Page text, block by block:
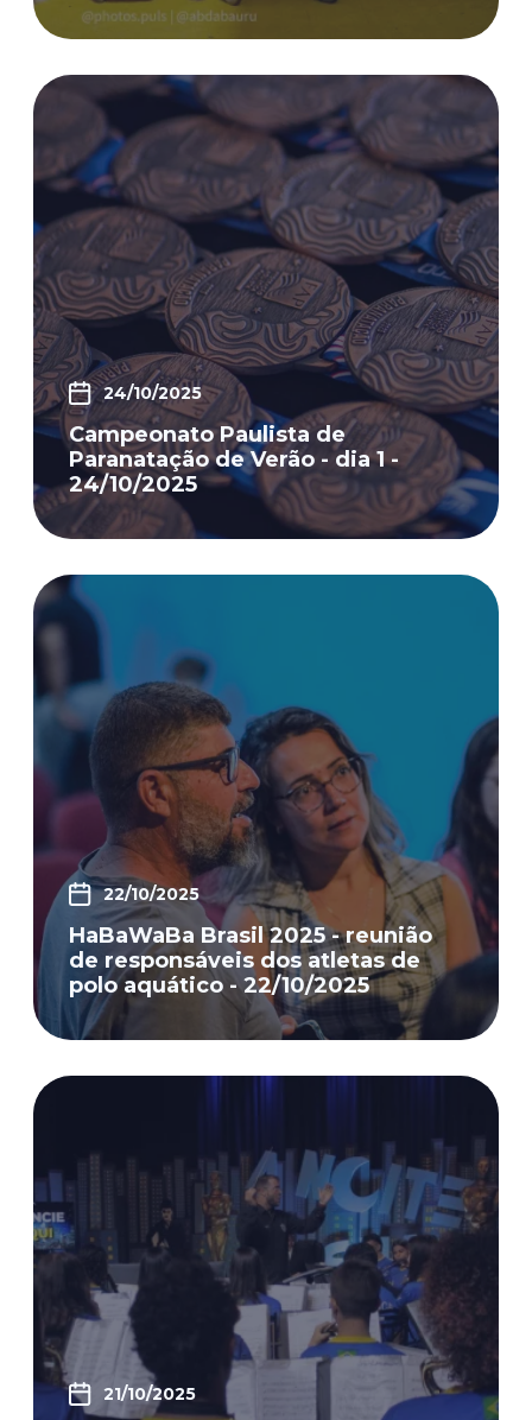
24/10/2025
Campeonato Paulista de
Paranatação de Verão - dia 1 -
24/10/2025
22/10/2025
HaBaWaBa Brasil 2025 - reunião
de responsáveis dos atletas de
polo aquático - 22/10/2025
21/10/2025